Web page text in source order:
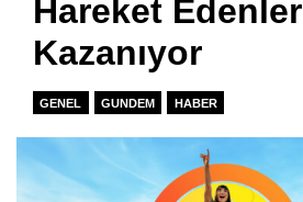
Hareket Edenler
Kazanıyor
GENEL GUNDEM HABER